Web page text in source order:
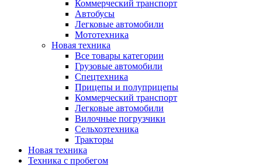
Коммерческий транспорт
Автобусы
Легковые автомобили
Мототехника
Новая техника
Все товары категории
Грузовые автомобили
Спецтехника
Прицепы и полуприцепы
Коммерческий транспорт
Легковые автомобили
Вилочные погрузчики
Сельхозтехника
Тракторы
Новая техника
Техника с пробегом